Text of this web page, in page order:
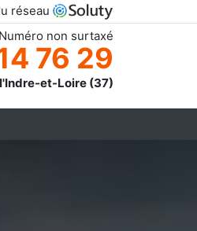
réseau
Numéro non surtaxé
76 29
et-Loire (37)